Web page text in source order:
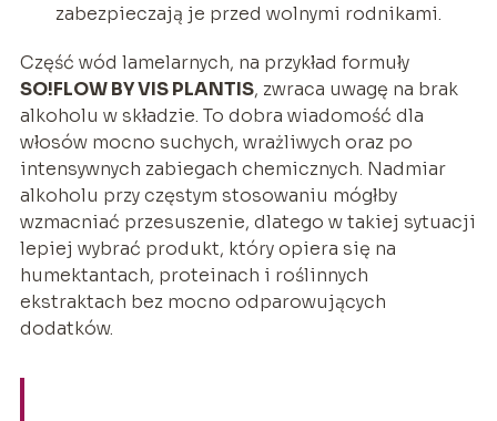
zabezpieczają je przed wolnymi rodnikami.
Część wód lamelarnych, na przykład formuły
SO!FLOW BY VIS PLANTIS, zwraca uwagę na brak
alkoholu w składzie. To dobra wiadomość dla
włosów mocno suchych, wrażliwych oraz po
intensywnych zabiegach chemicznych. Nadmiar
alkoholu przy częstym stosowaniu mógłby
wzmacniać przesuszenie, dlatego w takiej sytuacji
lepiej wybrać produkt, który opiera się na
humektantach, proteinach i roślinnych
ekstraktach bez mocno odparowujących
dodatków.